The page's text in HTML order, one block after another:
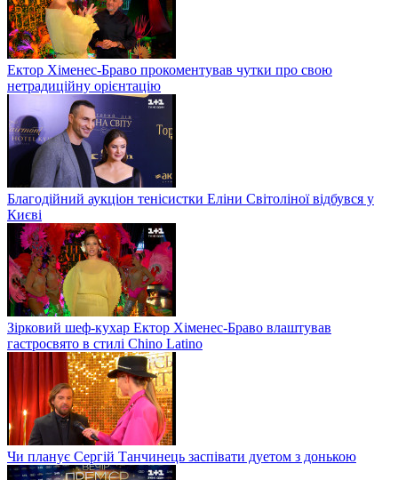
Ектор Хіменес-Браво прокоментував чутки про свою
нетрадиційну орієнтацію
Благодійний аукціон тенісистки Еліни Світоліної відбувся у
Києві
Зірковий шеф-кухар Ектор Хіменес-Браво влаштував
гастросвято в стилі Chino Latino
Чи планує Сергій Танчинець заспівати дуетом з донькою